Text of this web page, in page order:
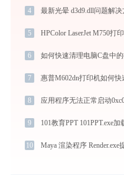
4 最新光晕 d3d9.dll问题解
5
6 如何快速清理电脑C盘中
7 惠普M602dn打印机如何
8 应用程序无法正常启动
9
10